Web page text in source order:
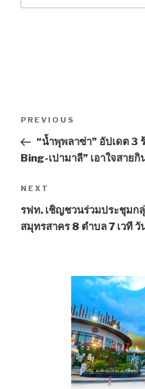
Post
navigation
Previous
Post
PREVIOUS
“น้ำพุพลาซ่า” อัปเดต 3
Bing-เปามาลี” เอาใจสายกิ
Next
Post
NEXT
รฟท. เชิญชวนร่วมประชุมก
สมุทรสาคร 8 ตำบล 7 เวที